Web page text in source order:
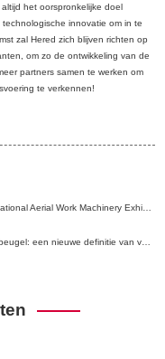
het oorspronkelijke doel
innovatie om in te
zal Hered zich blijven richten op
om zo de ontwikkeling van de
partners samen te werken om
te verkennen!
Machinery Exhibition 2025 in Shanghai
van veiligheid voor zelfrijdende hoogwerkers.